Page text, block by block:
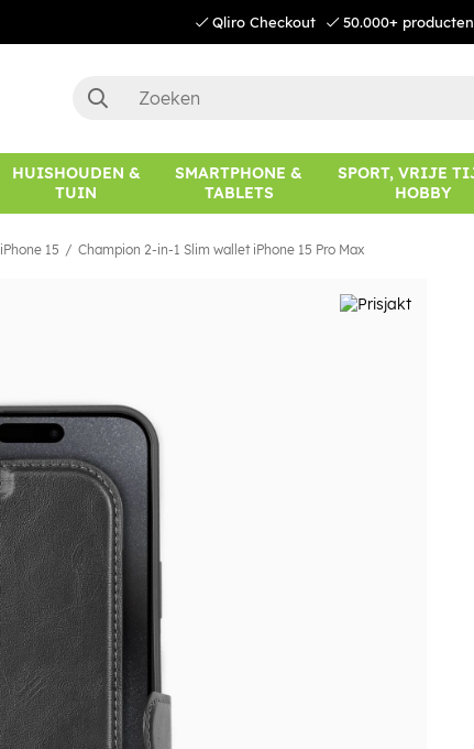
Qliro Checkout 50.000+ producten
HUISHOUDEN &
TUIN
SMARTPHONE &
TABLETS
SPORT, VRIJE
HOBBY
iPhone 15 Champion 2-in-1 Slim wallet iPhone 15 Pro Max